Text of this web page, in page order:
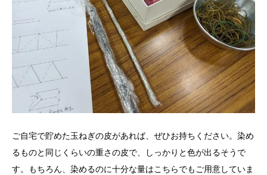
ご自宅で貯めた玉ねぎの皮があれば、ぜひお持ちください。染め
るものと同じくらいの重さの皮で、しっかりと色が出るそうで
す。もちろん、染めるのに十分な量はこちらでもご用意していま